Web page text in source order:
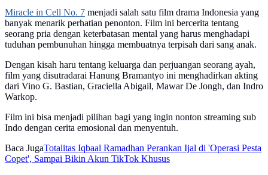
Miracle in Cell No. 7 menjadi salah satu film drama Indonesia yang
banyak menarik perhatian penonton. Film ini bercerita tentang
seorang pria dengan keterbatasan mental yang harus menghadapi
tuduhan pembunuhan hingga membuatnya terpisah dari sang anak.
Dengan kisah haru tentang keluarga dan perjuangan seorang ayah,
film yang disutradarai Hanung Bramantyo ini menghadirkan akting
dari Vino G. Bastian, Graciella Abigail, Mawar De Jongh, dan Indro
Warkop.
Film ini bisa menjadi pilihan bagi yang ingin nonton streaming sub
Indo dengan cerita emosional dan menyentuh.
Baca JugaTotalitas Iqbaal Ramadhan Perankan Ijal di 'Operasi Pesta
Copet', Sampai Bikin Akun TikTok Khusus